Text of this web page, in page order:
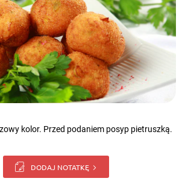
kolor. Przed podaniem posyp pietruszką.
DODAJ NOTATKĘ